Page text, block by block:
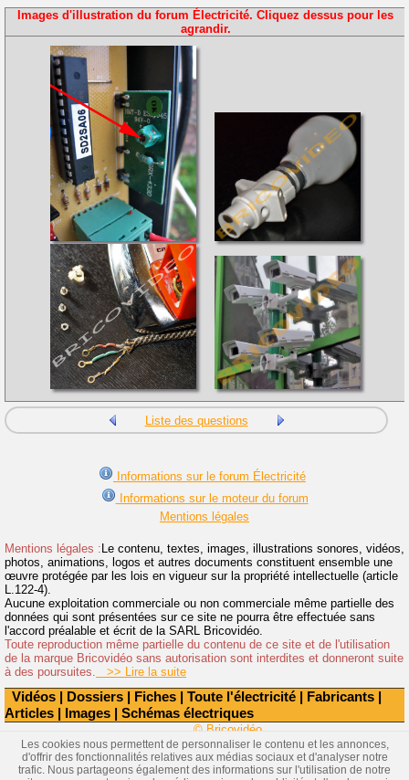
Vidéos | Dossiers | Fiches | Toute l'électricité | Fabricants |
Articles | Images | Schémas électriques
Images d'illustration du forum Électricité. Cliquez dessus pour les
agrandir.
Liste des questions
Informations sur le forum Électricité
Informations sur le moteur du forum
Mentions légales
Mentions légales : Le contenu, textes, images, illustrations sonores, vidéos,
photos, animations, logos et autres documents constituent ensemble une
œuvre protégée par les lois en vigueur sur la propriété intellectuelle (article
L.122-4).
Aucune exploitation commerciale ou non commerciale même partielle des
données qui sont présentées sur ce site ne pourra être effectuée sans
l'accord préalable et écrit de la SARL Bricovidéo.
Toute reproduction même partielle du contenu de ce site et de l'utilisation
de la marque Bricovidéo sans autorisation sont interdites et donneront suite
à des poursuites. >> Lire la suite
© Bricovidéo
Les cookies nous permettent de personnaliser le contenu et les annonces,
d'offrir des fonctionnalités relatives aux médias sociaux et d'analyser notre
trafic. Nous partageons également des informations sur l'utilisation de notre